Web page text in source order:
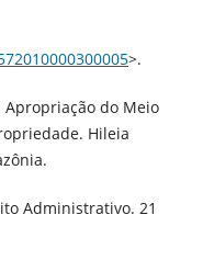
>.
Apropriação do Meio
Hileia
Administrativo. 21